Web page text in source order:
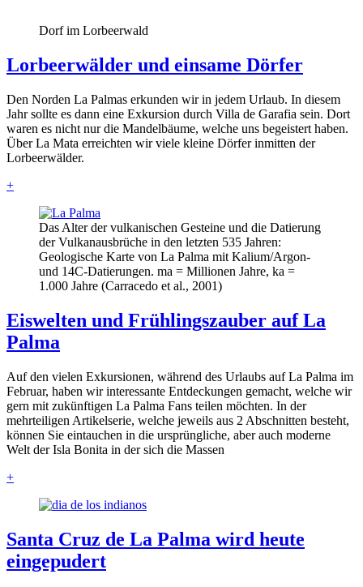
Dorf im Lorbeerwald
Lorbeerwälder und einsame Dörfer
Den Norden La Palmas erkunden wir in jedem Urlaub. In diesem
Jahr sollte es dann eine Exkursion durch Villa de Garafia sein. Dort
waren es nicht nur die Mandelbäume, welche uns begeistert haben.
Über La Mata erreichten wir viele kleine Dörfer inmitten der
Lorbeerwälder.
+
Das Alter der vulkanischen Gesteine und die Datierung
der Vulkanausbrüche in den letzten 535 Jahren:
Geologische Karte von La Palma mit Kalium/Argon-
und 14C-Datierungen. ma = Millionen Jahre, ka =
1.000 Jahre (Carracedo et al., 2001)
Eiswelten und Frühlingszauber auf La
Palma
Auf den vielen Exkursionen, während des Urlaubs auf La Palma im
Februar, haben wir interessante Entdeckungen gemacht, welche wir
gern mit zukünftigen La Palma Fans teilen möchten. In der
mehrteiligen Artikelserie, welche jeweils aus 2 Abschnitten besteht,
können Sie eintauchen in die ursprüngliche, aber auch moderne
Welt der Isla Bonita in der sich die Massen
+
Santa Cruz de La Palma wird heute
eingepudert